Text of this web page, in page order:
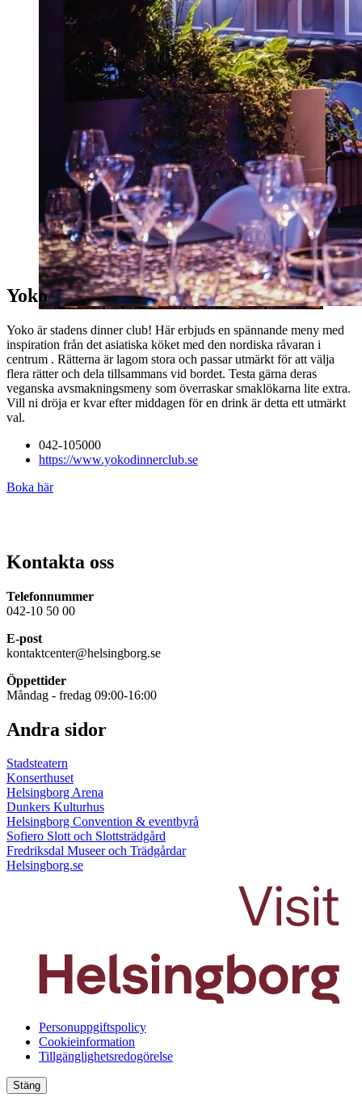
Yoko
Yoko är stadens dinner club! Här erbjuds en spännande meny med
inspiration från det asiatiska köket med den nordiska råvaran i
centrum . Rätterna är lagom stora och passar utmärkt för att välja
flera rätter och dela tillsammans vid bordet. Testa gärna deras
veganska avsmakningsmeny som överraskar smaklökarna lite extra.
Vill ni dröja er kvar efter middagen för en drink är detta ett utmärkt
val.
042-105000
https://www.yokodinnerclub.se
Boka här
Kontakta oss
Telefonnummer
042-10 50 00
E-post
kontaktcenter@helsingborg.se
Öppettider
Måndag - fredag 09:00-16:00
Andra sidor
Stadsteatern
Konserthuset
Helsingborg Arena
Dunkers Kulturhus
Helsingborg Convention & eventbyrå
Sofiero Slott och Slottsträdgård
Fredriksdal Museer och Trädgårdar
Helsingborg.se
Personuppgiftspolicy
Cookieinformation
Tillgänglighetsredogörelse
Stäng